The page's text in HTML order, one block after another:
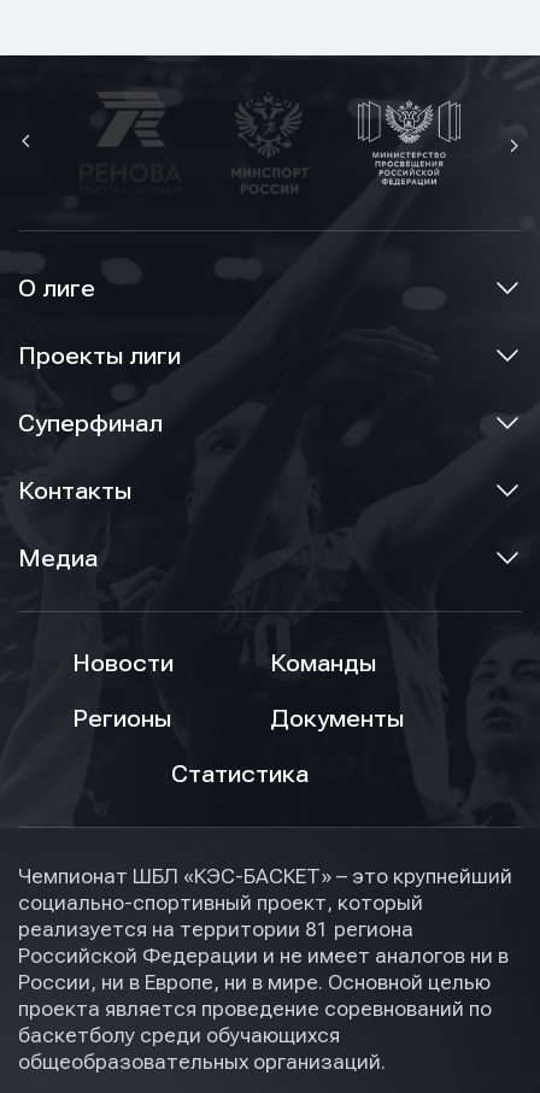
О лиге
Проекты лиги
Суперфинал
Контакты
Медиа
Новости
Команды
Регионы
Документы
Статистика
Чемпионат ШБЛ «КЭС-БАСКЕТ» – это крупнейший
социально-спортивный проект, который
реализуется на территории 81 региона
Российской Федерации и не имеет аналогов ни в
России, ни в Европе, ни в мире. Основной целью
проекта является проведение соревнований по
баскетболу среди обучающихся
общеобразовательных организаций.